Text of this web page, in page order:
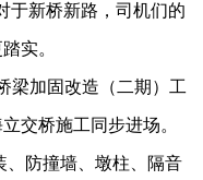
于新桥新路，司机们的
实。
加固改造（二期）工
交桥施工同步进场。
、防撞墙、墩柱、隔音